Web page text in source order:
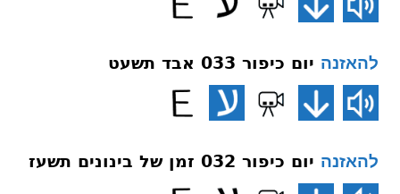
להאזנה יום כיפור 033 אבד תשעט
להאזנה יום כיפור 032 זמן של בינונים תשעז